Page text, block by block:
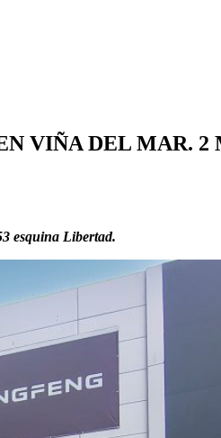
VIÑA DEL MAR. 2
esquina Libertad.